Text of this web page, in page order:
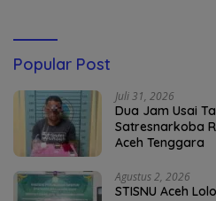
Popular Post
Juli 31, 2026
Dua Jam Usai
Satresnarkoba
Aceh Tenggara
Agustus 2, 2026
STISNU Aceh